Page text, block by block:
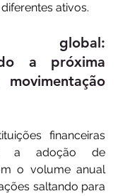
ativos.
global:
a próxima
financeiras
a adoção de
o volume anual